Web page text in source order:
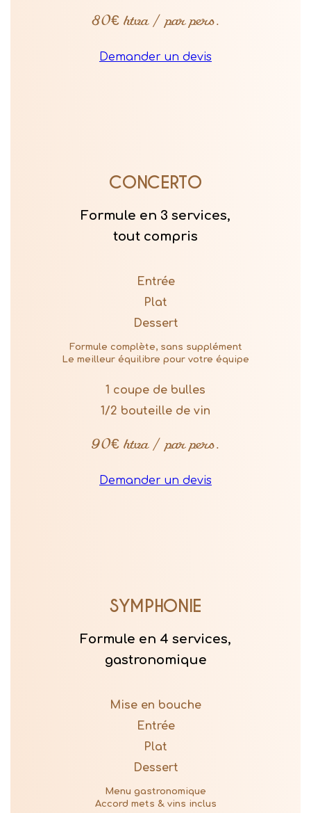
80€ htva / par pers.
Demander un devis
CONCERTO
Formule en 3 services,
tout compris
Entrée
Plat
Dessert
Formule complète, sans supplément
Le meilleur équilibre pour votre équipe
1 coupe de bulles
1/2 bouteille de vin
90€ htva / par pers.
Demander un devis
SYMPHONIE
Formule en 4 services,
gastronomique
Mise en bouche
Entrée
Plat
Dessert
Menu gastronomique
Accord mets & vins inclus